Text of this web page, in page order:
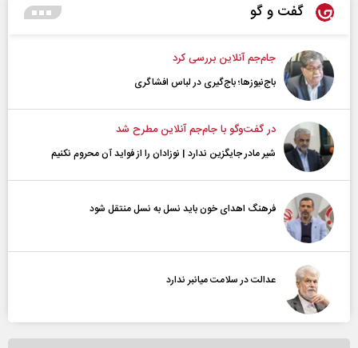
گفت و گو
جام‌جم آنلاین بررسی کرد
باج‌نیوزها؛ باج‌گیری در لباس افشاگری
در گفت‌و‌گو با جام‌جم آنلاین مطرح شد
شیر مادر جایگزین ندارد | نوزادان را از فواید آن محروم نکنیم
فرهنگ اهدای خون باید نسل به نسل منتقل شود
عدالت در سلامت میانبر ندارد